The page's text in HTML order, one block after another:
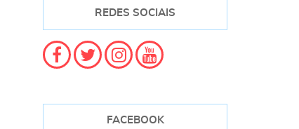
REDES SOCIAIS
FACEBOOK